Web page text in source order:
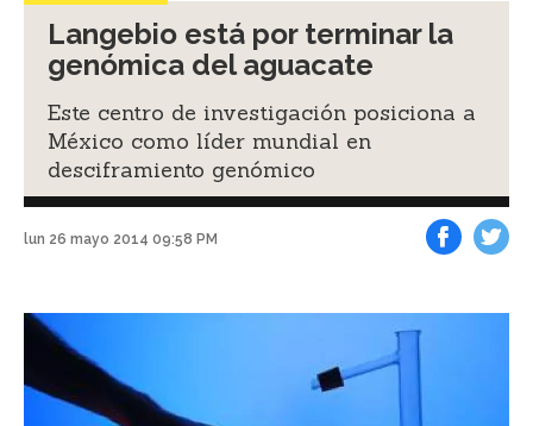
Langebio está por terminar la
genómica del aguacate
Este centro de investigación posiciona a
México como líder mundial en
desciframiento genómico
lun 26 mayo 2014 09:58 PM